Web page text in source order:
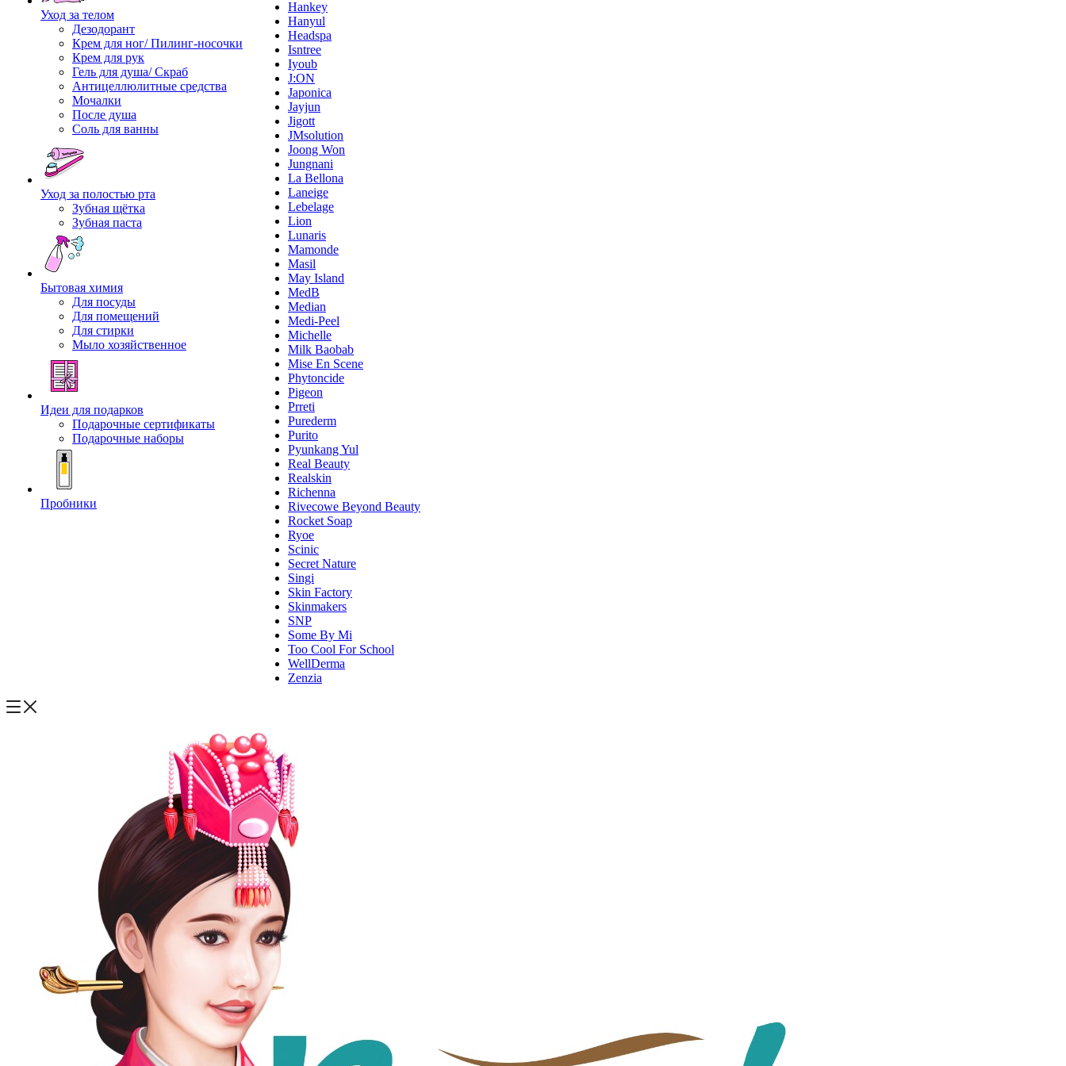
Уход за телом
Дезодорант
Крем для ног/ Пилинг-носочки
Крем для рук
Гель для душа/ Скраб
Антицеллюлитные средства
Мочалки
После душа
Соль для ванны
Уход за полостью рта
Зубная щётка
Зубная паста
Бытовая химия
Для посуды
Для помещений
Для стирки
Мыло хозяйственное
Идеи для подарков
Подарочные сертификаты
Подарочные наборы
Пробники
Hankey
Hanyul
Headspa
Isntree
Iyoub
J:ON
Japonica
Jayjun
Jigott
JMsolution
Joong Won
Jungnani
La Bellona
Laneige
Lebelage
Lion
Lunaris
Mamonde
Masil
May Island
MedB
Median
Medi-Peel
Michelle
Milk Baobab
Mise En Scene
Phytoncide
Pigeon
Prreti
Purederm
Purito
Pyunkang Yul
Real Beauty
Realskin
Richenna
Rivecowe Beyond Beauty
Rocket Soap
Ryoe
Scinic
Secret Nature
Singi
Skin Factory
Skinmakers
SNP
Some By Mi
Too Cool For School
WellDerma
Zenzia